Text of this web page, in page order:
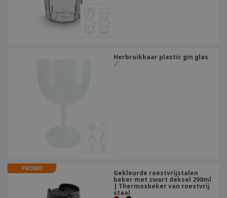
Herbruikbaar plastic gin glas
PROMO
Gekleurde roestvrijstalen
beker met zwart deksel 290ml
| Thermosbeker van roestvrij
staal